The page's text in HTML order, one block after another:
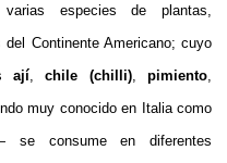
especies de plantas,
del Continente Americano; cuyo
ají,chile (chilli), pimiento
muy conocido en Italiacomo
se consume en diferentes